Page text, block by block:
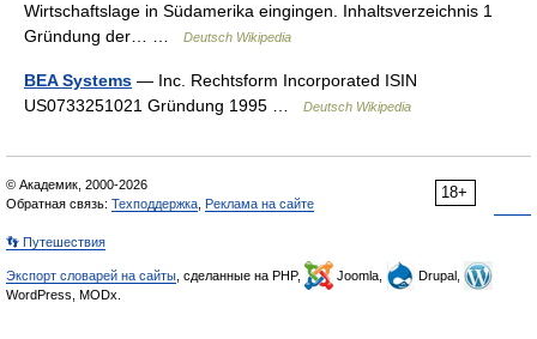
Wirtschaftslage in Südamerika eingingen. Inhaltsverzeichnis 1
Gründung der… …
Deutsch Wikipedia
BEA Systems — Inc. Rechtsform Incorporated ISIN
US0733251021 Gründung 1995 …
Deutsch Wikipedia
18+
© Академик, 2000-2026
Обратная связь: Техподдержка Реклама на сайте
👣 Путешествия
Экспорт словарей на сайты , сделанные на PHP, Joomla,
Drupal,
WordPress, MODx.